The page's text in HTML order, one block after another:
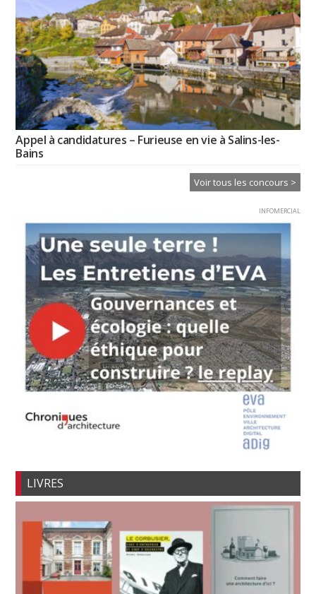
Appel à candidatures – Furieuse en vie à Salins-les-
Bains
Voir tous les concours >
INFOMERCIAL
LIVRES